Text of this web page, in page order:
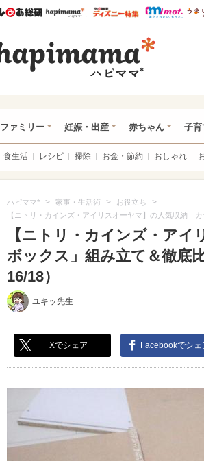
ウレぴあ総研ハピママ* ウレぴあ総
ファミリー 妊娠・出産 赤ちゃん 子育
食生活 レシピ 掃除 お金・節約 おしゃれ
ハピママ* > 家事・生活術 > お役立ち >
【ニトリ・カインズ・アイリスオーヤマ】の人気収納「
【ニトリ・カインズ・ア
ボックス」組み立て＆徹底
16/18）
ユキッ先生
Xでシェア Facebookでシェ